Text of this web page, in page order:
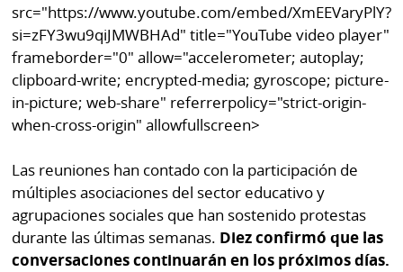
src="https://www.youtube.com/embed/XmEEVaryPlY?
si=zFY3wu9qiJMWBHAd" title="YouTube video player"
frameborder="0" allow="accelerometer; autoplay;
clipboard-write; encrypted-media; gyroscope; picture-
in-picture; web-share" referrerpolicy="strict-origin-
when-cross-origin" allowfullscreen>
Las reuniones han contado con la participación de
múltiples asociaciones del sector educativo y
agrupaciones sociales que han sostenido protestas
durante las últimas semanas. Diez confirmó que las
conversaciones continuarán en los próximos días.